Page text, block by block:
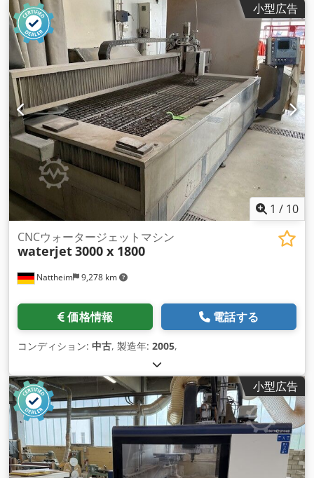
小型広告
1 / 10
Nattheim 9,278 km
CNCウォータージェットマシン
waterjet3000 x 1800
価格情報 電話する
コンディション: 中古, 製造年: 2005,
小型広告